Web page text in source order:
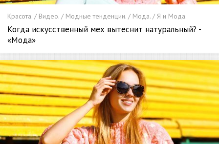
Красота. / Видео. / Модные тенденции. / Мода. / Я и Мода.
Когда искусственный мех вытеснит натуральный? -
«Мода»